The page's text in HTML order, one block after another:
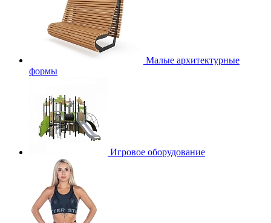
Малые архитектурные
формы
Игровое оборудование